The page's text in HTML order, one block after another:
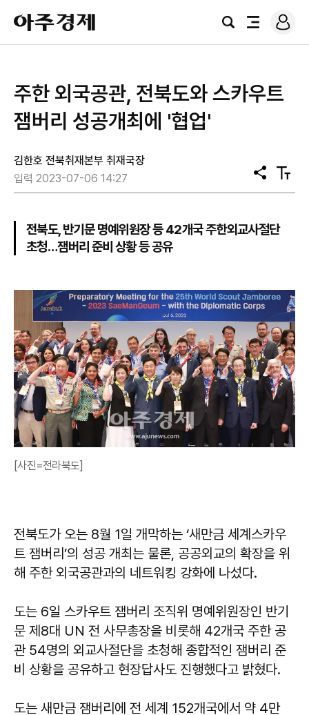
아
주
경
검
전
로
그
주한 외국공관, 전북도와 스카우트
잼버리 성공개최에 '협업'
김한호 전북취재본부 취재국장
입력 2023-07-06 14:27
공
유
텍
스
전북도, 반기문 명예위원장 등 42개국 주한외교사절단
초청…잼버리 준비 상황 등 공유
[사진=전라북도]
전북도가 오는 8월 1일 개막하는 ‘새만금 세계스카우
트 잼버리’의 성공 개최는 물론, 공공외교의 확장을 위
해 주한 외국공관과의 네트워킹 강화에 나섰다.
도는 6일 스카우트 잼버리 조직위 명예위원장인 반기
문 제8대 UN 전 사무총장을 비롯해 42개국 주한 공
관 54명의 외교사절단을 초청해 종합적인 잼버리 준
비 상황을 공유하고 현장답사도 진행했다고 밝혔다.
도는 새만금 잼버리에 전 세계 152개국에서 약 4만